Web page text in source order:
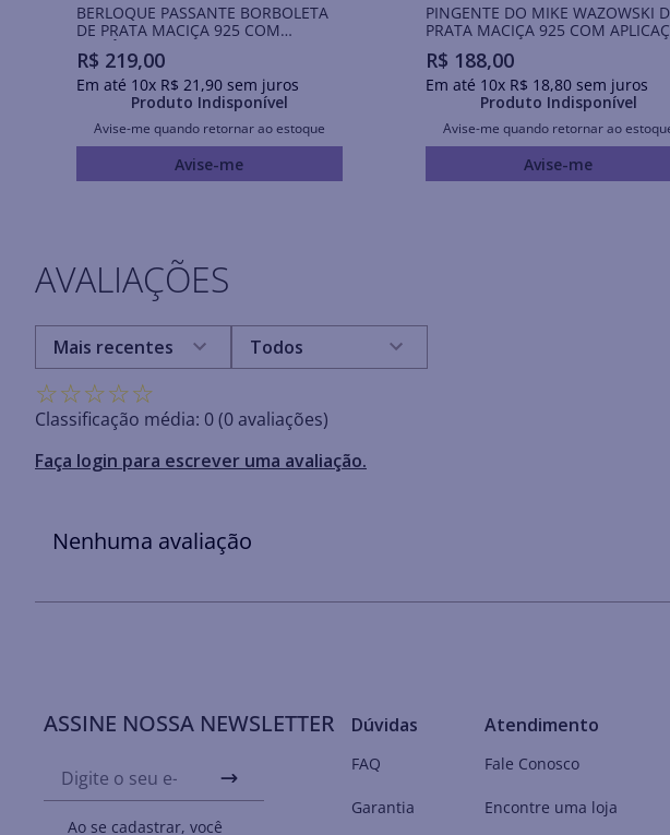
BERLOQUE PASSANTE BORBOLETA
DE PRATA MACIÇA 925 COM
ZIRCÔNIAS
R$ 219,00
Em até 10x R$ 21 ,90sem juros
Produto Indisponível
Avise-me quando retornar ao estoque
Avise-me
PINGENTE DO MIKE WAZOWSKI
PRATA MACIÇA 925 COM
R$ 188,00
Em até 10x R$ 18,80sem juros
Produto Indisponível
Avise-me quando retornar ao
Avise-me
AVALIAÇÕES
☆☆☆☆☆
Classificação média: 0(0 avaliações)
Faça login para escrever uma avaliação.
Mais recentes Todos
Nenhuma avaliação
ASSINE NOSSA NEWSLETTER
Ao se cadastrar, você
Dúvidas
FAQ
Garantia
Atendimento
Fale Conosco
Encontre uma loja